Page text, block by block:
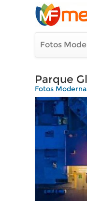
Fotos
Parque
Fotos